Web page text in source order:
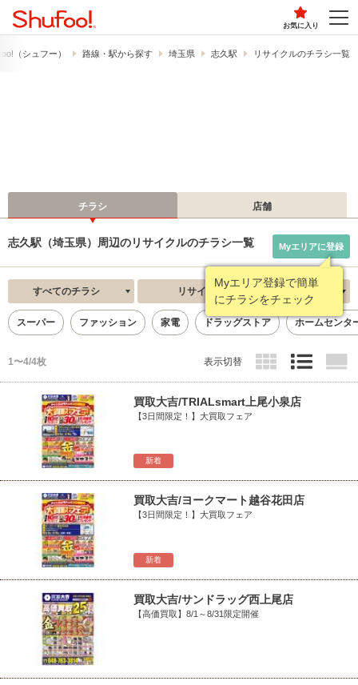
お気に入り
（シュフー） 路線・駅から探す 埼玉県 志久駅 リサイクルのチラシ一覧
チラシ 店舗
志久駅（埼玉県）周辺のリサイクルのチラシ一覧
Myエリア登録で簡単
にチラシをチェック
Myエリアに登録
すべてのチラシ リサイクル 新着順
スーパー ファッション 家電 ドラッグストア ホームセンタ
1〜4/4枚 表示切替
新着
買取大吉/TRIALsmart上尾小泉店
【3日間限定！】大買取フェア
新着
買取大吉/ヨークマート越谷花田店
【3日間限定！】大買取フェア
買取大吉/サンドラッグ西上尾店
【高価買取】8/1～8/31限定開催